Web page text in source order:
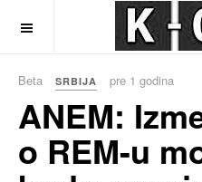
Beta SRBIJA pre 1 godina
ANEM:
o REM-u